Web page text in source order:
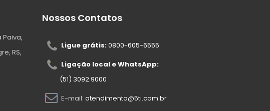
Paiva,
RS,
Nossos Contatos
Ligue grátis:0800-605-6555
Ligação local e WhatsApp:
(51) 3092.9000
E-mail: atendimento@5ti.com.br